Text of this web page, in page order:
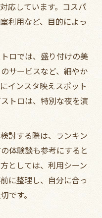
応しています。コスパ
利用など、目的によっ
ロでは、盛り付けの美
サービスなど、細やか
インスタ映えスポット
トロは、特別な夜を演
討する際は、ランキン
体験談も参考にすると
としては、利用シーン
に整理し、自分に合っ
です。